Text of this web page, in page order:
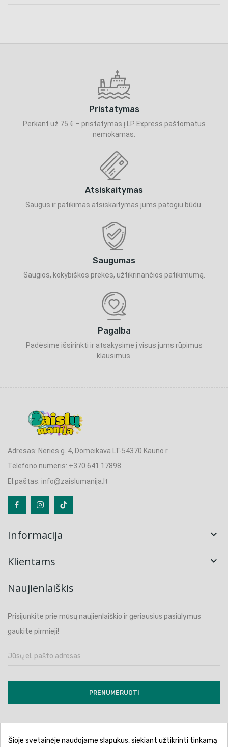
Pristatymas
Perkant už 75 € – pristatymas į LP Express paštomatus
nemokamas.
Atsiskaitymas
Saugus ir patikimas atsiskaitymas jums patogiu būdu.
Saugumas
Saugios, kokybiškos prekės, užtikrinančios patikimumą.
Pagalba
Padėsime išsirinkti ir atsakysime į visus jums rūpimus
klausimus.
Adresas: Neries g. 4, Domeikava LT-54370 Kauno r.
Telefono numeris: +370 641 17898
El.paštas: info@zaislumanija.lt
Informacija 
Klientams 
Naujienlaiškis
Prisijunkite prie mūsų naujienlaiškio ir geriausius pasiūlymus
gaukite pirmieji!
PRENUMERUOTI
Šioje svetainėje naudojame slapukus, siekiant užtikrinti tinkamą